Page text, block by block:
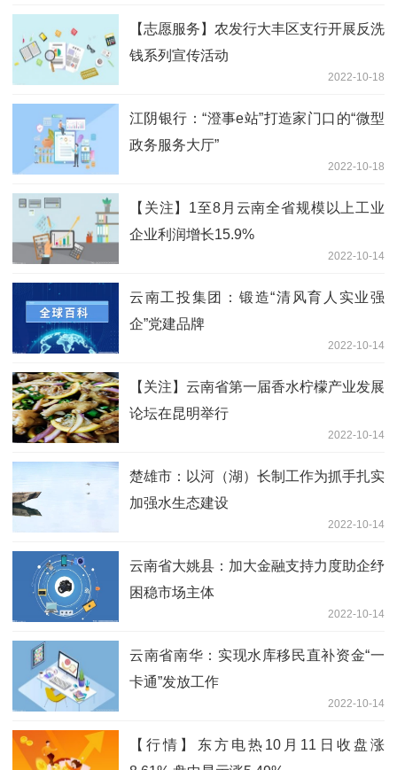
【志愿服务】农发行大丰区支行开展反洗
钱系列宣传活动
2022-10-18
江阴银行：“澄事e站”打造家门口的“微型
政务服务大厅”
2022-10-18
【关注】1至8月云南全省规模以上工业
企业利润增长15.9%
2022-10-14
云南工投集团：锻造“清风育人实业强
企”党建品牌
2022-10-14
【关注】云南省第一届香水柠檬产业发展
论坛在昆明举行
2022-10-14
楚雄市：以河（湖）长制工作为抓手扎实
加强水生态建设
2022-10-14
云南省大姚县：加大金融支持力度助企纾
困稳市场主体
2022-10-14
云南省南华：实现水库移民直补资金“一
卡通”发放工作
2022-10-14
【行情】东方电热10月11日收盘涨